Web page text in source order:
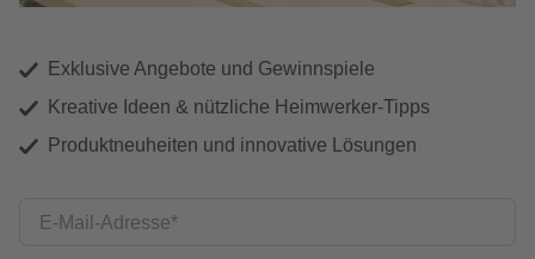
Exklusive Angebote und Gewinnspiele
Kreative Ideen & nützliche Heimwerker-Tipps
Produktneuheiten und innovative Lösungen
E-Mail-Adresse